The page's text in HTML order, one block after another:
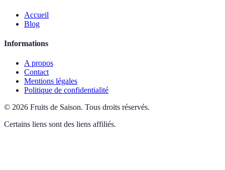
Accueil
Blog
Informations
A propos
Contact
Mentions légales
Politique de confidentialité
© 2026 Fruits de Saison. Tous droits réservés.
Certains liens sont des liens affiliés.